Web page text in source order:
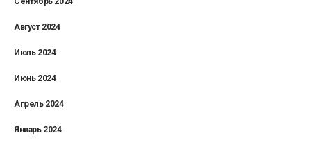
Август 2024
Июль 2024
Июнь 2024
Апрель 2024
Январь 2024